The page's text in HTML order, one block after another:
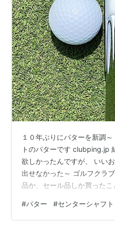
１０年ぶりにパターを新調
トのパターです clubping.jp
欲しかったんですが、 いい
出せなかった～ ゴルフクラ
品か、セール品しか買った
ＹＳＳＥＹ」 １０年くらい
ーパーセールでチョコッと
#パター #センターシャフト